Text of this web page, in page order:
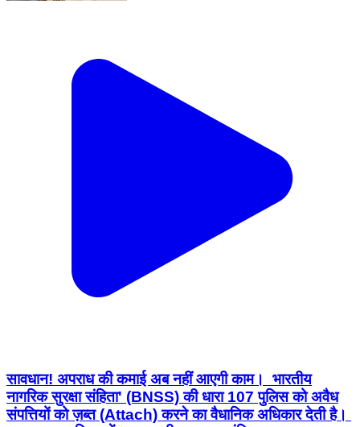
सावधान! अपराध की कमाई अब नहीं आएगी काम। भारतीय
नागरिक सुरक्षा संहिता' (BNSS) की धारा 107 पुलिस को अवैध
संपत्तियों को ज़ब्त (Attach) करने का वैधानिक अधिकार देती है।